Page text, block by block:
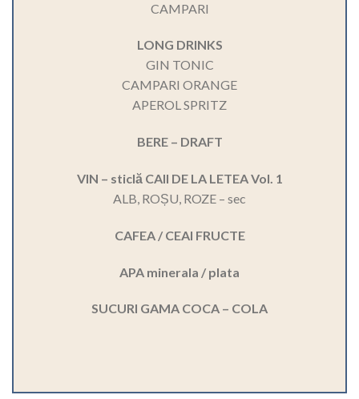
CAMPARI
LONG DRINKS
GIN TONIC
CAMPARI ORANGE
APEROL SPRITZ
BERE – DRAFT
VIN – sticlă CAII DE LA LETEA Vol. 1
ALB, ROȘU, ROZE – sec
CAFEA / CEAI FRUCTE
APA minerala / plata
SUCURI GAMA COCA – COLA